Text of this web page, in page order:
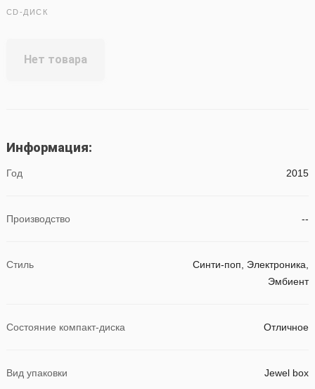
CD-ДИСК
Нет товара
Информация:
Год 2015
Производство --
Стиль
Синти-поп, Электроника,
Эмбиент
Состояние компакт-диска Отличное
Вид упаковки Jewel box